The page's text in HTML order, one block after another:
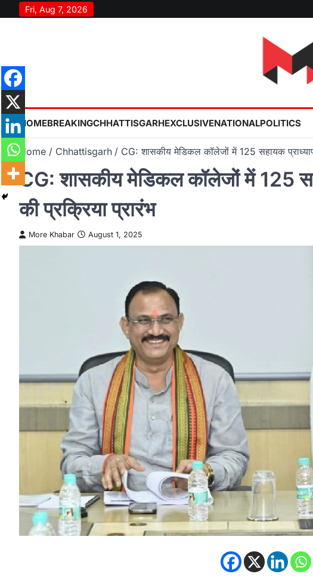
to
Fri, Aug 7, 2026
HOMEBREAKINGCHHATTISGARHEXCLUSIVENATIONALPOLITICS
Home Chhattisgarh CG: शासकीय मेडिकल कॉलेजों में 125 सहायक
CG: शासकीय मेडिकल कॉलेजों में 125
की प्रक्रिया प्रारंभ
More Khabar August 1, 2025